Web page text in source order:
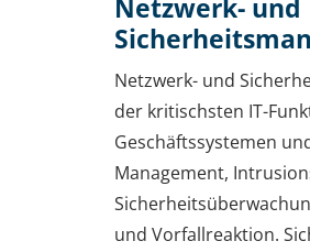
Netzwerk- und
Netzwerk- und
der kritischsten IT-
Geschäftssystemen
Management,
und Vorfallreaktion.